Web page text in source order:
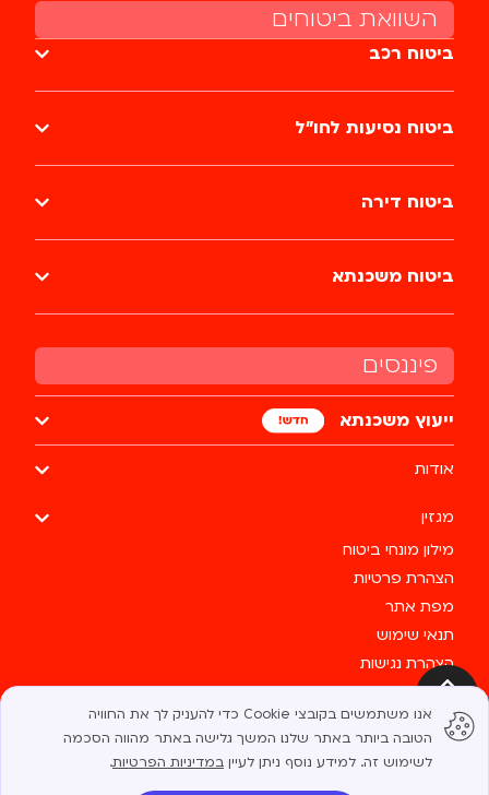
אנו משתמשים בקובצי Cookie כדי להעניק לך את החוויה
הטובה ביותר באתר שלנו. המשך גלישה באתר מהווה הסכמה
לשימוש זה. למידע נוסף ניתן לעיין במדיניות הפרטיות.
פיננסים
ייעוץ משכנתא
אודות
מגזין
מילון מונחי ביטוח
הצהרת פרטיות
מפת אתר
תנאי שימוש
הצהרת נגישות
צרו קשר
השוואת ביטוחים
ביטוח רכב
ביטוח נסיעות לחו״ל
ביטוח דירה
ביטוח משכנתא
כל הזכויות שמורות לבסטי @ 2025